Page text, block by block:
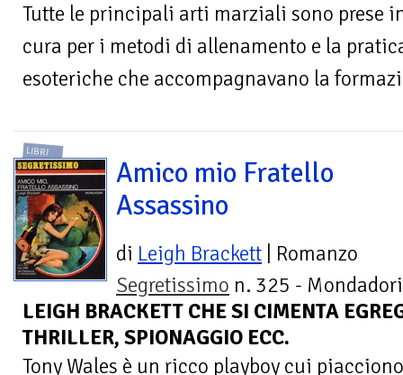
Tutte le principali arti marziali sono prese
cura per i metodi di allenamento e la
esoteriche che accompagnavano la
LIBRI
Amico mio Fratello
Assassino
di Leigh Brackett | Romanzo
Segretissimo n. 325 -
LEIGH BRACKETT CHE SI CIMENTA
THRILLER, SPIONAGGIO ECC.
Tony Wales è un ricco playboy cui